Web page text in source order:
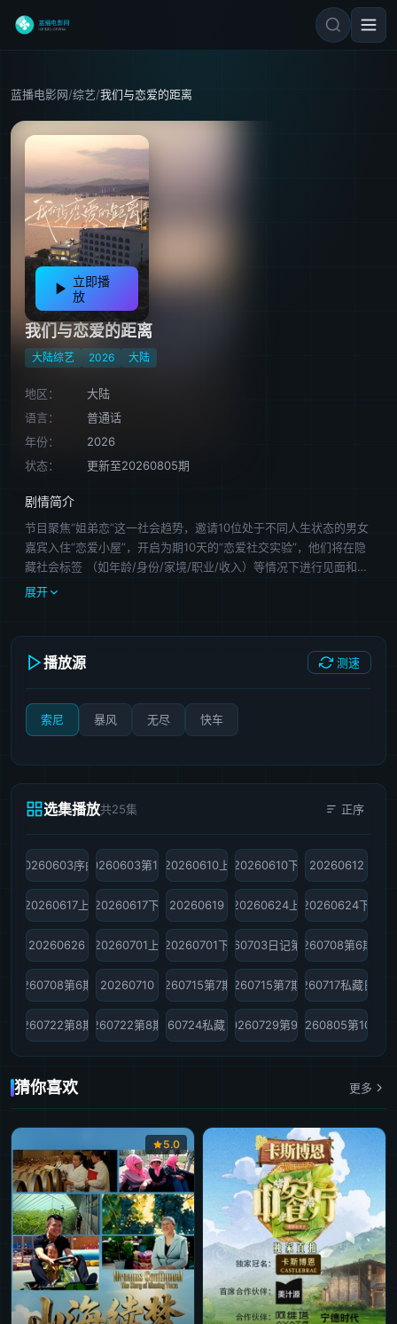
蓝播电影网/综艺/我们与恋爱的距离
立即播
放
我们与恋爱的距离
大陆综艺 2026 大陆
地区：
大陆
语言：
普通话
年份：
2026
状态：
更新至20260805期
剧情简介
节目聚焦“姐弟恋”这一社会趋势，邀请10位处于不同人生状态的男女
嘉宾入住“恋爱小屋”，开启为期10天的“恋爱社交实验”，他们将在隐
藏社会标签 （如年龄/身份/家境/职业/收入）等情况下进行见面和相
处，仅凭对彼此的直觉和好感共同踏上恋爱的旅程！
展开
播放源 测速
索尼 暴风 无尽 快车
选集播放共25集 正序
20260603序曲20260603第1期20260610上 20260610下 20260612
20260617上 20260617下 20260619 20260624上 20260624下
20260626 20260701上 20260701下20260703日记第4期20260708第6期上
20260708第6期下2026071020260715第7期上20260715第7期下20260717私藏日记
20260722第8期上20260722第8期下20260724私藏日记20260729第9期20260805第10期
猜你喜欢 更多
5.0